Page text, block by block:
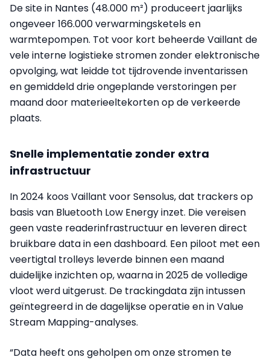
De site in Nantes (48.000 m²) produceert jaarlijks
ongeveer 166.000 verwarmingsketels en
warmtepompen. Tot voor kort beheerde Vaillant de
vele interne logistieke stromen zonder elektronische
opvolging, wat leidde tot tijdrovende inventarissen
en gemiddeld drie ongeplande verstoringen per
maand door materieeltekorten op de verkeerde
plaats.
Snelle implementatie zonder extra
infrastructuur
In 2024 koos Vaillant voor Sensolus, dat trackers op
basis van Bluetooth Low Energy inzet. Die vereisen
geen vaste readerinfrastructuur en leveren direct
bruikbare data in een dashboard. Een piloot met een
veertigtal trolleys leverde binnen een maand
duidelijke inzichten op, waarna in 2025 de volledige
vloot werd uitgerust. De trackingdata zijn intussen
geïntegreerd in de dagelijkse operatie en in Value
Stream Mapping-analyses.
“Data heeft ons geholpen om onze stromen te